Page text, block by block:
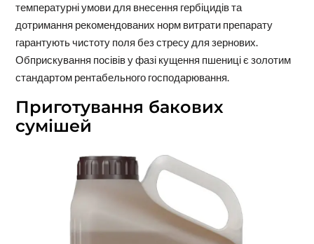
температурні умови для внесення гербіцидів та
дотримання рекомендованих норм витрати препарату
гарантують чистоту поля без стресу для зернових.
Обприскування посівів у фазі кущення пшениці є золотим
стандартом рентабельного господарювання.
Приготування бакових
сумішей